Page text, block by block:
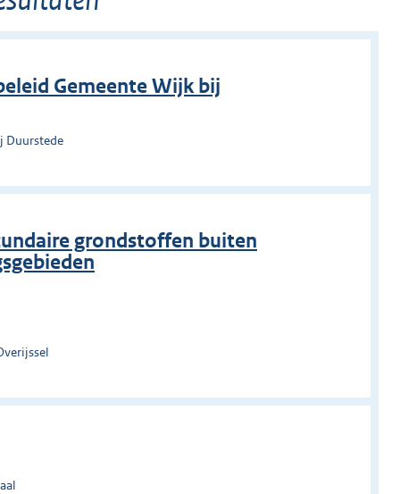
Gemeente Wijk bij
Duurstede
grondstoffen buiten